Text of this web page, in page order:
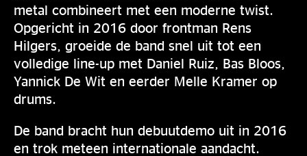
metal combineert met een moderne twist.
Opgericht in 2016 door frontman Rens
Hilgers, groeide de band snel uit tot een
volledige line-up met Daniel Ruiz, Bas Bloos,
Yannick De Wit en eerder Melle Kramer op
drums.
De band bracht hun debuutdemo uit in 2016
en trok meteen internationale aandacht.